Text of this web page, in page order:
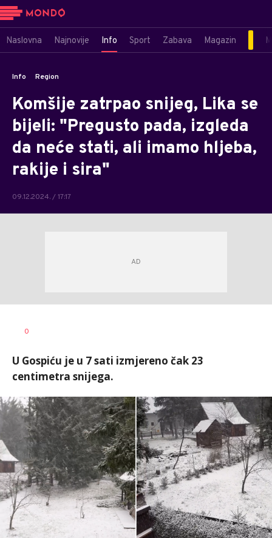
Naslovna Najnovije Info Sport Zabava Magazin
Info Region
Komšije zatrpao snijeg, Lika se
bijeli: "Pregusto pada, izgleda
da neće stati, ali imamo hljeba,
rakije i sira"
09.12.2024. / 17:17
AUTOR
0
U Gospiću je u 7 sati izmjereno čak 23
centimetra snijega.